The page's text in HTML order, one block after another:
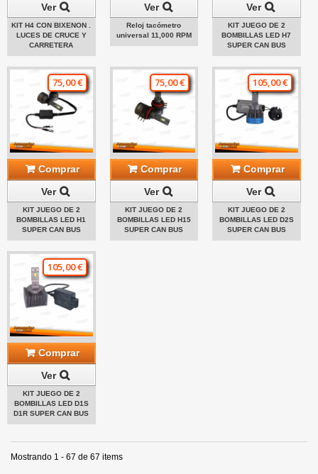
Ver
KIT H4 CON BIXENON .
LUCES DE CRUCE Y
CARRETERA
Ver
Reloj tacómetro
universal 11,000 RPM
Ver
KIT JUEGO DE 2
BOMBILLAS LED H7
SUPER CAN BUS
75,00 €
Comprar
Ver
KIT JUEGO DE 2
BOMBILLAS LED H1
SUPER CAN BUS
75,00 €
Comprar
Ver
KIT JUEGO DE 2
BOMBILLAS LED H15
SUPER CAN BUS
105,00 €
Comprar
Ver
KIT JUEGO DE 2
BOMBILLAS LED D2S
SUPER CAN BUS
105,00 €
Comprar
Ver
KIT JUEGO DE 2
BOMBILLAS LED D1S
D1R SUPER CAN BUS
Mostrando 1 - 67 de 67 items